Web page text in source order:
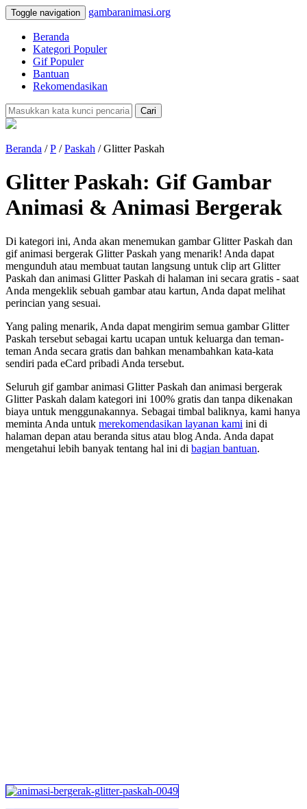
Toggle navigation gambaranimasi.org
Beranda
Kategori Populer
Gif Populer
Bantuan
Rekomendasikan
Cari
Beranda /P /Paskah / Glitter Paskah
Glitter Paskah: Gif Gambar
Animasi & Animasi Bergerak
Di kategori ini, Anda akan menemukan gambar Glitter Paskah dan
gif animasi bergerak Glitter Paskah yang menarik! Anda dapat
mengunduh atau membuat tautan langsung untuk clip art Glitter
Paskah dan animasi Glitter Paskah di halaman ini secara gratis - saat
Anda mengeklik sebuah gambar atau kartun, Anda dapat melihat
perincian yang sesuai.
Yang paling menarik, Anda dapat mengirim semua gambar Glitter
Paskah tersebut sebagai kartu ucapan untuk keluarga dan teman-
teman Anda secara gratis dan bahkan menambahkan kata-kata
sendiri pada eCard pribadi Anda tersebut.
Seluruh gif gambar animasi Glitter Paskah dan animasi bergerak
Glitter Paskah dalam kategori ini 100% gratis dan tanpa dikenakan
biaya untuk menggunakannya. Sebagai timbal baliknya, kami hanya
meminta Anda untuk merekomendasikan layanan kami ini di
halaman depan atau beranda situs atau blog Anda. Anda dapat
mengetahui lebih banyak tentang hal ini di bagian bantuan.